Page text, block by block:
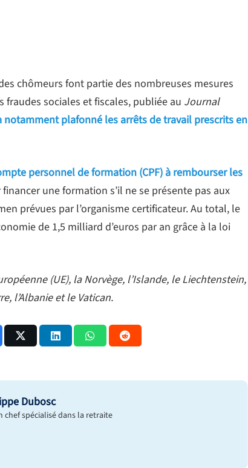
chômeurs font partie des nombreuses mesures
sociales et fiscales, publiée au Journal
notamment plafonné les arrêts de travail prescrits en
personnel de formation (CPF) à rembourser les
une formation s’il ne se présente pas aux
prévues par l’organisme certificateur. Au total, le
de 1,5 milliard d’euros par an grâce à la loi
(UE), la Norvège, l’Islande, le Liechtenstein,
l’Albanie et le Vatican.
Dubosc
chef spécialisé dans la retraite